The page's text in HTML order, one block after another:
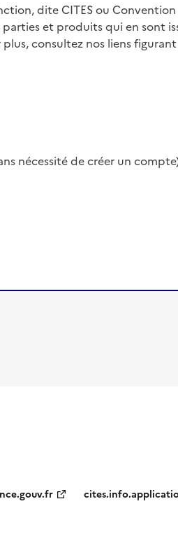
dite CITES ou
et produits qui en sont
consultez nos liens
nécessité de créer un